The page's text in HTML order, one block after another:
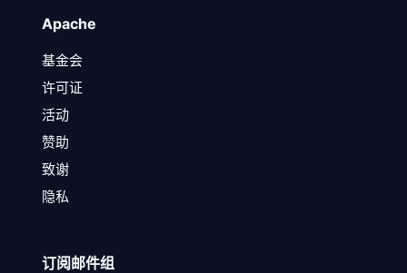
Apache
基金会
许可证
活动
赞助
致谢
隐私
订阅邮件组